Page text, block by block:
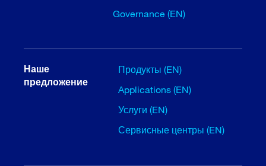
Governance (EN)
Наше
предложение
Продукты (EN)
Applications (EN)
Услуги (EN)
Сервисные центры (EN)